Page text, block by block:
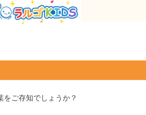
をご存知でしょうか？